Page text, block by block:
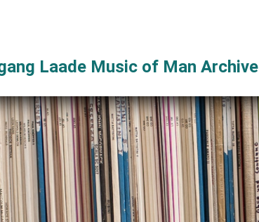
Laade Music of Man Archive